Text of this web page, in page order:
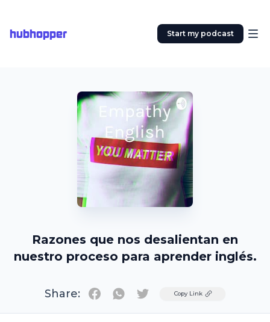
hubhopper Start my podcast
Razones que nos desalientan en
nuestro proceso para aprender inglés.
Share: TwitterCopy Link